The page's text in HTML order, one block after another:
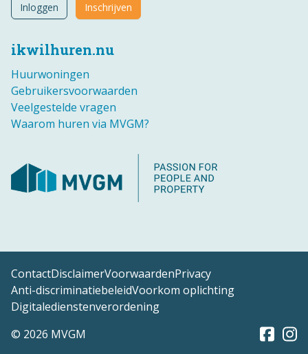
ikwilhuren.nu
Huurwoningen
Gebruikersvoorwaarden
Veelgestelde vragen
Waarom huren via MVGM?
Inloggen Inschrijven
ContactDisclaimerVoorwaardenPrivacy
Anti-discriminatiebeleidVoorkom oplichting
Digitaledienstenverordening
© 2026 MVGM